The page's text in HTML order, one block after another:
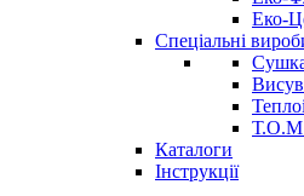
Еко-
Спеціальні
Т.О.М
Каталоги
Інструкції